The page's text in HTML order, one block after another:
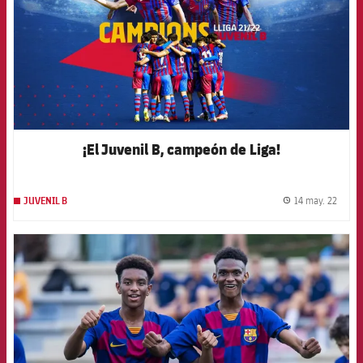
¡El Juvenil B, campeón de Liga!
JUVENIL B 14 may. 22
FCB Barcelona badge